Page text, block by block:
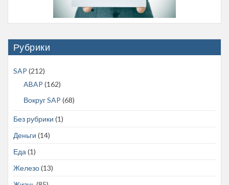
Рубрики
SAP (212)
ABAP (162)
Вокруг SAP (68)
Без рубрики (1)
Деньги (14)
Еда(1)
Железо(13)